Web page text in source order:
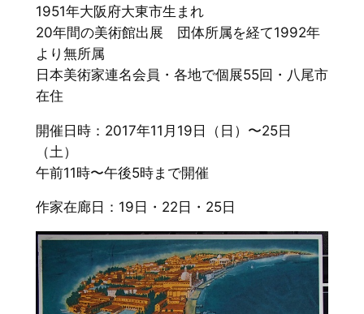
1951年大阪府大東市生まれ
20年間の美術館出展 団体所属を経て1992年
より無所属
日本美術家連名会員・各地で個展55回・八尾市
在住
開催日時：2017年11月19日（日）〜25日
（土）
午前11時〜午後5時まで開催
作家在廊日：19日・22日・25日